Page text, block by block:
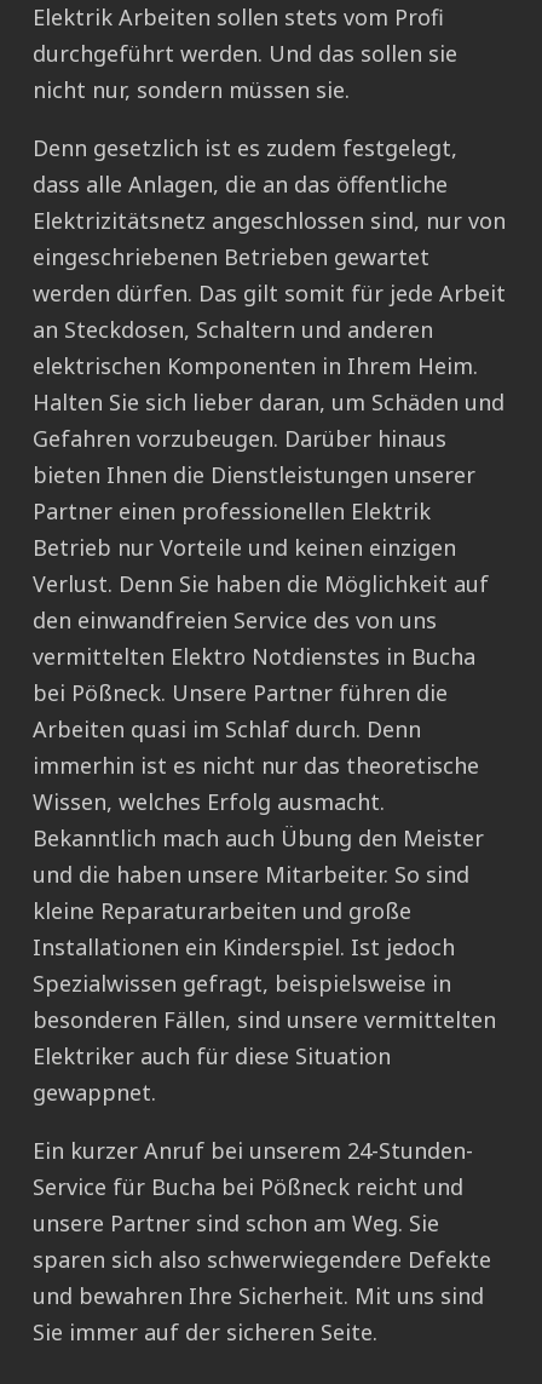
Elektrik Arbeiten sollen stets vom Profi
durchgeführt werden. Und das sollen sie
nicht nur, sondern müssen sie.
Denn gesetzlich ist es zudem festgelegt,
dass alle Anlagen, die an das öffentliche
Elektrizitätsnetz angeschlossen sind, nur von
eingeschriebenen Betrieben gewartet
werden dürfen. Das gilt somit für jede Arbeit
an Steckdosen, Schaltern und anderen
elektrischen Komponenten in Ihrem Heim.
Halten Sie sich lieber daran, um Schäden und
Gefahren vorzubeugen. Darüber hinaus
bieten Ihnen die Dienstleistungen unserer
Partner einen professionellen Elektrik
Betrieb nur Vorteile und keinen einzigen
Verlust. Denn Sie haben die Möglichkeit auf
den einwandfreien Service des von uns
vermittelten Elektro Notdienstes in Bucha
bei Pößneck. Unsere Partner führen die
Arbeiten quasi im Schlaf durch. Denn
immerhin ist es nicht nur das theoretische
Wissen, welches Erfolg ausmacht.
Bekanntlich mach auch Übung den Meister
und die haben unsere Mitarbeiter. So sind
kleine Reparaturarbeiten und große
Installationen ein Kinderspiel. Ist jedoch
Spezialwissen gefragt, beispielsweise in
besonderen Fällen, sind unsere vermittelten
Elektriker auch für diese Situation
gewappnet.
Ein kurzer Anruf bei unserem 24-Stunden-
Service für Bucha bei Pößneck reicht und
unsere Partner sind schon am Weg. Sie
sparen sich also schwerwiegendere Defekte
und bewahren Ihre Sicherheit. Mit uns sind
Sie immer auf der sicheren Seite.